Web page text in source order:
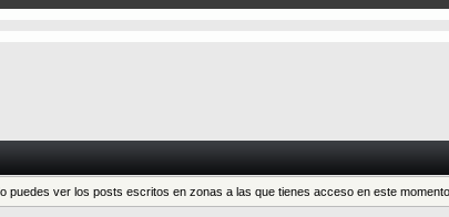
ver los posts escritos en zonas a las que tienes acceso en este momento.